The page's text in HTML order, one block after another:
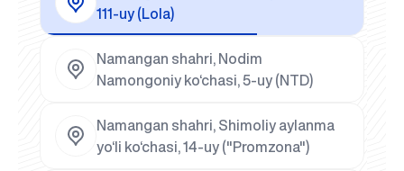
111-uy (Lola)
Namangan shahri, Nodim
Namongoniy ko‘chasi, 5-uy (NTD)
Namangan shahri, Shimoliy aylanma
yo‘li ko‘chasi, 14-uy ("Promzona")